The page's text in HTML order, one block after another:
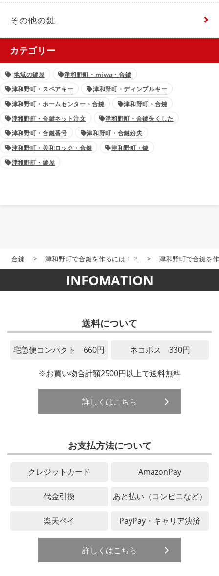
その他の鍵
カテゴリー
地域の鍵屋
津和野町・miwa・合鍵
津和野町・スペアキー
津和野町・ディンプルキー
津和野町・ホームセンター・合鍵
津和野町・合鍵
津和野町・合鍵ネット注文
津和野町・合鍵失くした
津和野町・合鍵番号
津和野町・合鍵紛失
津和野町・美和ロック・合鍵
津和野町・鍵
津和野町・鍵屋
合鍵 > 津和野町で合鍵を作るには！？ > 津和野町で合鍵を
INFOMATION
送料について
宅急便コンパクト 660円 ネコポス 330円
※お買い物合計額2500円以上で送料無料
詳しくはこちら
お支払方法について
クレジットカード AmazonPay
代金引換 あと払い（コンビニなど）
楽天ペイ PayPay・キャリア決済
詳しくはこちら